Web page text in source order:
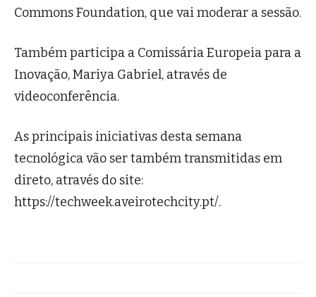
Commons Foundation, que vai moderar a sessão.
Também participa a Comissária Europeia para a
Inovação, Mariya Gabriel, através de
videoconferência.
As principais iniciativas desta semana
tecnológica vão ser também transmitidas em
direto, através do site:
https://techweek.aveirotechcity.pt/.